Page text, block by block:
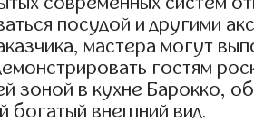
посудой и другими
мастера могут
гостям
в кухне Барокко,
богатый внешний вид.